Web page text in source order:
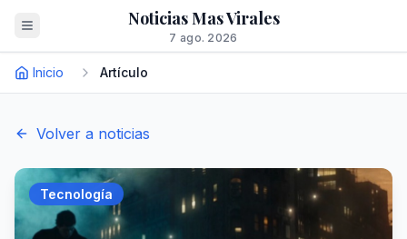
Noticias Mas Virales
7 ago. 2026
Inicio Artículo
Volver a noticias
Tecnología